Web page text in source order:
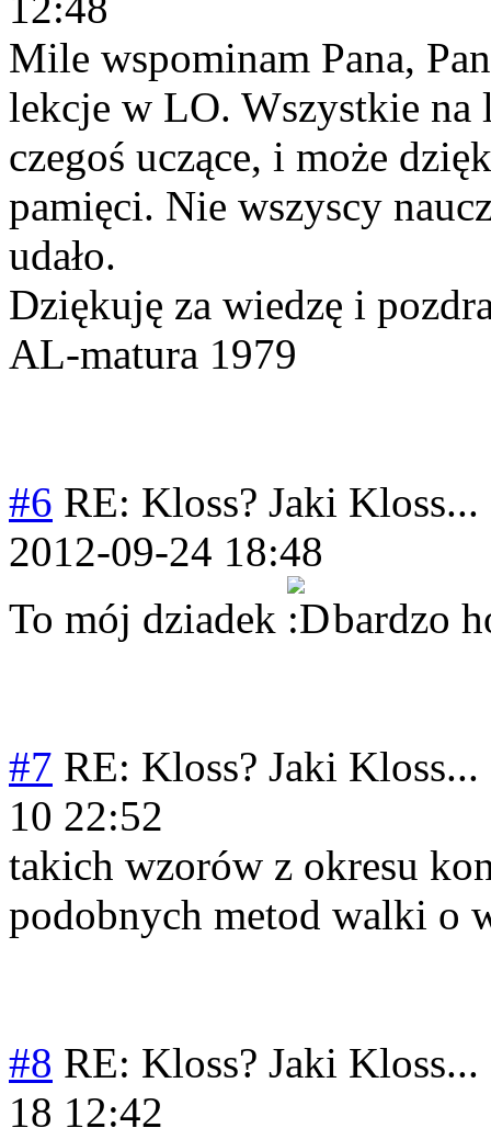
Mile wspominam Pana,
lekcje w LO. Wszystkie na
czegoś uczące, i może
pamięci. Nie wszyscy
udało.
Dziękuję za wiedzę i
AL-matura 1979
#6 RE: Kloss? Jaki
2012-09-24 18:48
To mój dziadek
bardzo
#7 RE: Kloss? Jaki
10 22:52
takich wzorów z okresu
podobnych metod walki o
#8 RE: Kloss? Jaki
18 12:42